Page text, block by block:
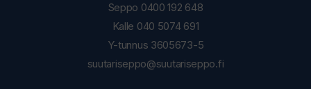
Seppo 0400 192 648
Kalle 040 5074 691
Y-tunnus 3605673-5
suutariseppo@suutariseppo.fi